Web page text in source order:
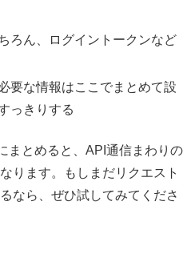
ろん、ログイントークンなど
要な情報はここでまとめて設
っきりする
まとめると、API通信まわりの
ります。もしまだリクエスト
なら、ぜひ試してみてくださ